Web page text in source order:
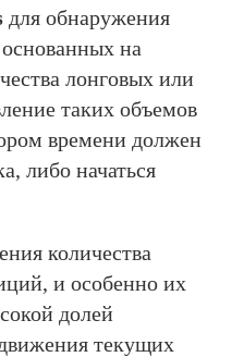
для обнаружения
на
лонговых или
таких объемов
времени должен
либо начаться
количества
и особенно их
долей
текущих